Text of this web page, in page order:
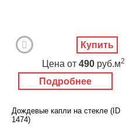
Подробнее
Цена от 490 руб.м2
Купить
Дождевые капли на стекле (ID
1474)